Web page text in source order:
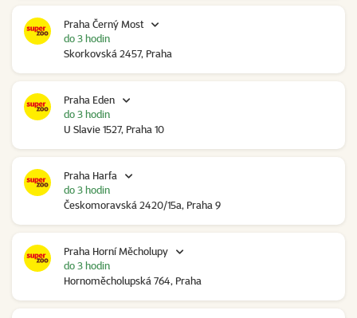
Praha Černý Most
Skorkovská 2457, Praha
do 3 hodin
Praha Eden
U Slavie 1527, Praha 10
do 3 hodin
Praha Harfa
Českomoravská 2420/15a, Praha 9
do 3 hodin
Praha Horní Měcholupy
Hornoměcholupská 764, Praha
do 3 hodin